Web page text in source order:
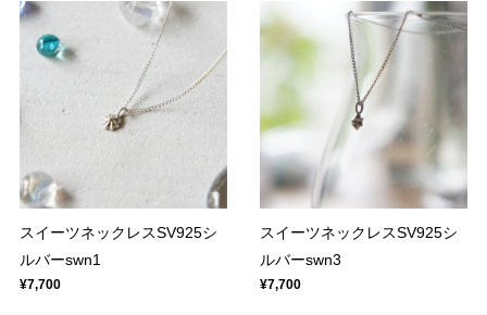
スイーツネックレスSV925シ
ルバーswn1
¥7,700
スイーツネックレスSV925シ
ルバーswn3
¥7,700